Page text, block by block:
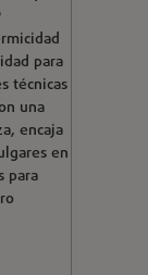
para
técnicas
una
encaja
en
para